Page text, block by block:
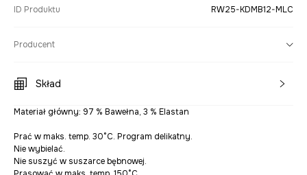
ID Produktu RW25-KDMB12-MLC
Producent
Skład
Materiał główny: 97 % Bawełna, 3 % Elastan
Prać w maks. temp. 30°C. Program delikatny.
Nie wybielać.
Nie suszyć w suszarce bębnowej.